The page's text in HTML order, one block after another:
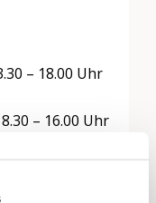
– 18.00 Uhr
– 16.00 Uhr